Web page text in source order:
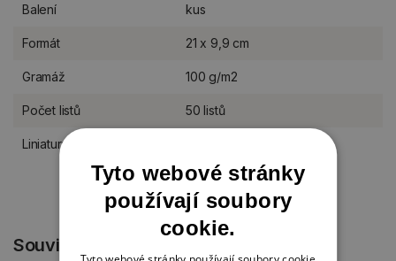
Balení kus
Formát 21 x 9,9 cm
Gramáž 100 g/m2
Počet listů 50 listů
Liniatura bloků
Související produkty
Tyto webové stránky
používají soubory
cookie.